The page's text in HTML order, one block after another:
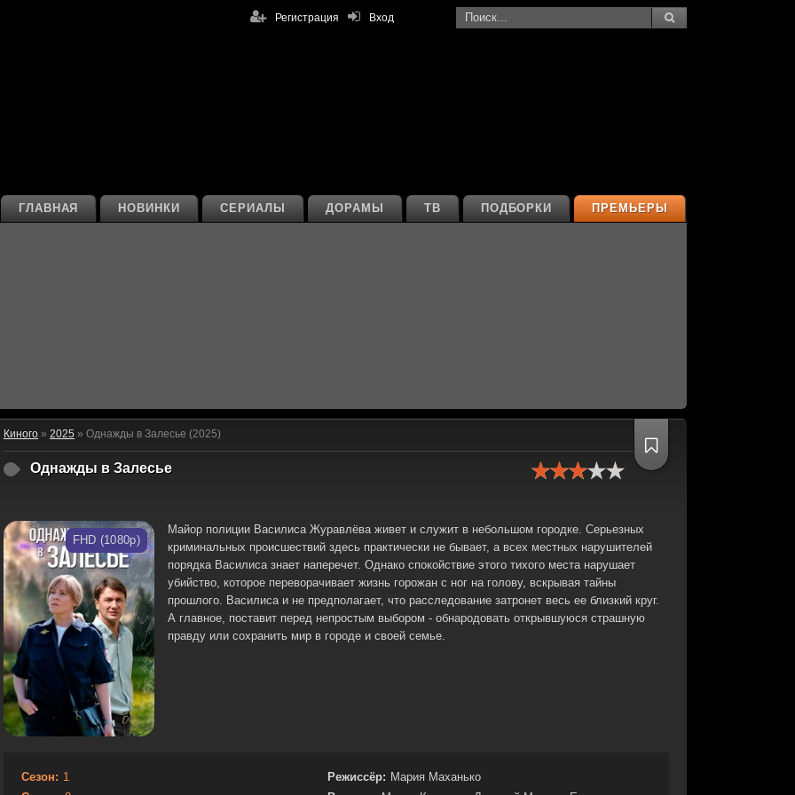
Вход
Регистрация
ПРЕМЬЕРЫ
ПОДБОРКИ
ТВ
ДОРАМЫ
СЕРИАЛЫ
НОВИНКИ
ГЛАВНАЯ
Киного » 2025 » Однажды в Залесье (2025)
Однажды в Залесье
FHD (1080p)
Майор полиции Василиса Журавлёва живет и служит в небольшом городке. Серьезных
криминальных происшествий здесь практически не бывает, а всех местных нарушителей
порядка Василиса знает наперечет. Однако спокойствие этого тихого места нарушает
убийство, которое переворачивает жизнь горожан с ног на голову, вскрывая тайны
прошлого. Василиса и не предполагает, что расследование затронет весь ее близкий круг.
А главное, поставит перед непростым выбором - обнародовать открывшуюся страшную
правду или сохранить мир в городе и своей семье.
Сезон: 1
Режиссёр: Мария Маханько